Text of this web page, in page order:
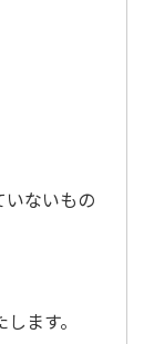
ないもの
ます。